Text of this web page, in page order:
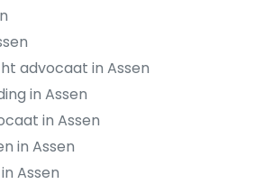
advocaat in Assen
in Assen
in Assen
in Assen
Assen